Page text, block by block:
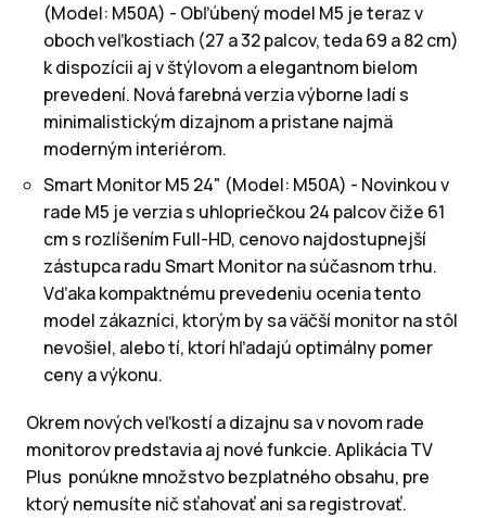
(Model: M50A) - Obľúbený model M5 je teraz v
oboch veľkostiach (27 a 32 palcov, teda 69 a 82 cm)
k dispozícii aj v štýlovom a elegantnom bielom
prevedení. Nová farebná verzia výborne ladí s
minimalistickým dizajnom a pristane najmä
moderným interiérom.
Smart Monitor M5 24" (Model: M50A) - Novinkou v
rade M5 je verzia s uhlopriečkou 24 palcov čiže 61
cm s rozlíšením Full-HD, cenovo najdostupnejší
zástupca radu Smart Monitor na súčasnom trhu.
Vďaka kompaktnému prevedeniu ocenia tento
model zákazníci, ktorým by sa väčší monitor na stôl
nevošiel, alebo tí, ktorí hľadajú optimálny pomer
ceny a výkonu.
Okrem nových veľkostí a dizajnu sa v novom rade
monitorov predstavia aj nové funkcie. Aplikácia TV
Plus ponúkne množstvo bezplatného obsahu, pre
ktorý nemusíte nič sťahovať ani sa registrovať.